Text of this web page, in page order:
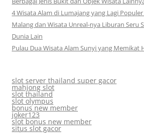
4 Wisata Alam di Lumajang yang Lagi
Malang dan Wisata Unreal-nya Liburan Seru
Dunia Lain
Pulau Dua Wisata Alam Sunyi yang Memikat
slot server thailand super gacor
mahjong slot
slot thailand
slot olympus
bonus new member
joker123
slot bonus new member
situs slot gacor